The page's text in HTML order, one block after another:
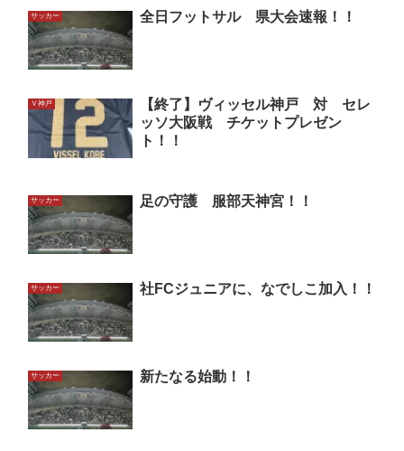
サッカー 全日フットサル 県大会速報！！
Ｖ神戸
【終了】ヴィッセル神戸 対 セレ
ッソ大阪戦 チケットプレゼン
ト！！
サッカー 足の守護 服部天神宮！！
サッカー 社FCジュニアに、なでしこ加入！！
サッカー 新たなる始動！！